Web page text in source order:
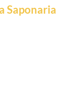
Saponaria